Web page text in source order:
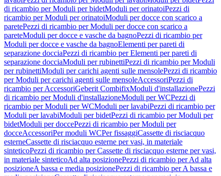
di ricambio per Moduli per bidetModuli per orinatoiPezzi di
ricambio per Moduli per orinatoiModuli per docce con scarico a
paretePezzi di ricambio per Moduli per docce con scarico a
pareteModuli per docce e vasche da bagnoPezzi di ricambio per
Moduli per docce e vasche da bagnoElementi per pareti di
separazione docciaPezzi di ricambio per Elementi per pareti di
separazione docciaModuli per rubinettiPezzi di ricambio per Moduli
per rubinettiModuli per carichi agenti sulle mensolePezzi di ricambio
per Moduli per carichi agenti sulle mensoleAccessoriPezzi di
ricambio per AccessoriGeberit CombifixModuli d'installazionePezzi
di ricambio per Moduli d'installazioneModuli per WCPezzi di
ricambio per Moduli per WCModuli per lavabiPezzi di ricambio per
Moduli per lavabiModuli per bidetPezzi di ricambio per Moduli per
bidetModuli per doccePezzi di ricambio per Moduli per
docceAccessoriPer moduli WCPer fissaggiCassette di risciacquo
esterneCassette di risciacquo esterne per vasi, in materiale
sinteticoPezzi di ricambio per Cassette di risciacquo esterne per vasi,
in materiale sinteticoAd alta posizionePezzi di ricambio per Ad alta
posizioneA bassa e media posizionePezzi di ricambio per A bassa e